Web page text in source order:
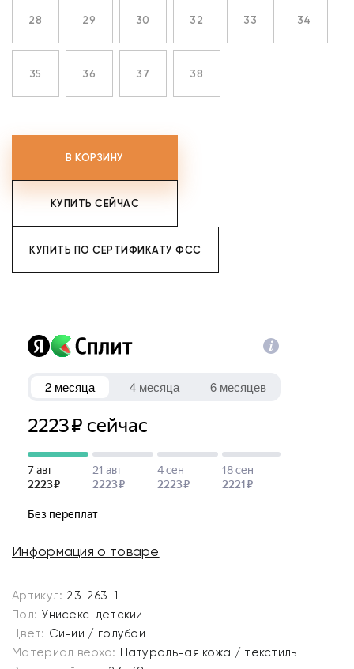
28 29 30 32 33 34
35 36 37 38
В КОРЗИНУ
КУПИТЬ СЕЙЧАС
КУПИТЬ ПО СЕРТИФИКАТУ ФСС
Информация о товаре
Артикул: 23-263-1
Пол: Унисекс-детский
Цвет: Синий / голубой
Материал верха: Натуральная кожа / текстиль